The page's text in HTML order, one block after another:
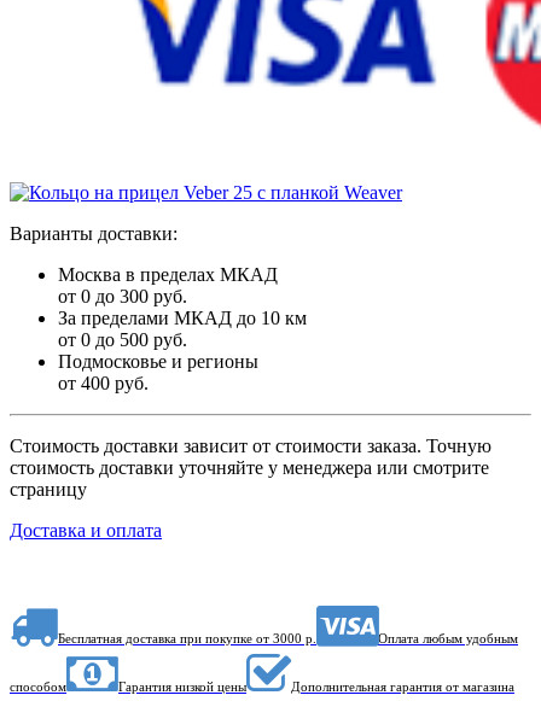
Варианты доставки:
Москва в пределах МКАД
от 0 до 300 руб.
За пределами МКАД до 10 км
от 0 до 500 руб.
Подмосковье и регионы
от 400 руб.
Стоимость доставки зависит от стоимости заказа. Точную
стоимость доставки уточняйте у менеджера или смотрите
страницу
Доставка и оплата
Бесплатная доставка при покупке от 3000 р. Оплата любым удобным
способом Гарантия низкой цены Дополнительная гарантия от магазина